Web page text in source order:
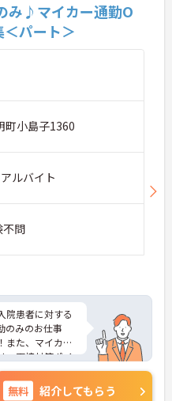
み♪マイカー通勤O
パート＞
町小島子1360
ルバイト
問
院患者に対する
のみのお仕事
また、マイカー
、面接対策ポイ
すのでお気軽に
無料 紹介してもらう